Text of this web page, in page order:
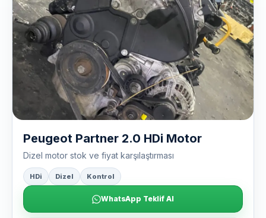
Peugeot Partner 2.0 HDi Motor
Dizel motor stok ve fiyat karşılaştırması
HDi Dizel Kontrol
WhatsApp Teklif Al